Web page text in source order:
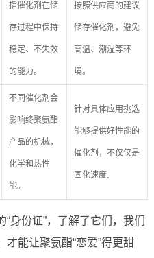
指催化剂在储
存过程中保持
稳定、不失效
的能力。
按照供应商的建议
储存催化剂，避免
高温、潮湿等环
境。
不同催化剂会
影响终聚氨酯
产品的机械，
化学和热性
能。
针对具体应用挑选
能够提供好性能的
催化剂，不仅仅是
固化速度.
身份证”，了解了它们，我们
能让聚氨酯“恋爱”得更甜